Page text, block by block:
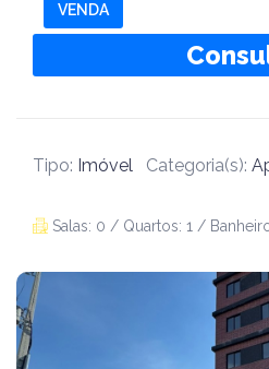
VENDA
Tipo: Imóvel Categoria(s):
Salas: 0 / Quartos: 1 /